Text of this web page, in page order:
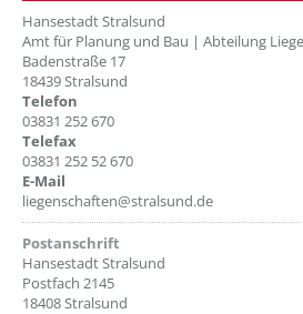
Hansestadt Stralsund
Amt für Planung und Bau | Abteilung
Badenstraße 17
18439 Stralsund
Telefon
03831 252 670
Telefax
03831 252 52 670
E-Mail
liegenschaften@stralsund.de
Postanschrift
Hansestadt Stralsund
Postfach 2145
18408 Stralsund